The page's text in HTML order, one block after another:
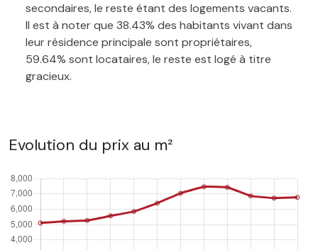
secondaires, le reste étant des logements vacants.
Il est à noter que 38.43% des habitants vivant dans
leur résidence principale sont propriétaires,
59.64% sont locataires, le reste est logé à titre
gracieux.
Evolution du prix au m²